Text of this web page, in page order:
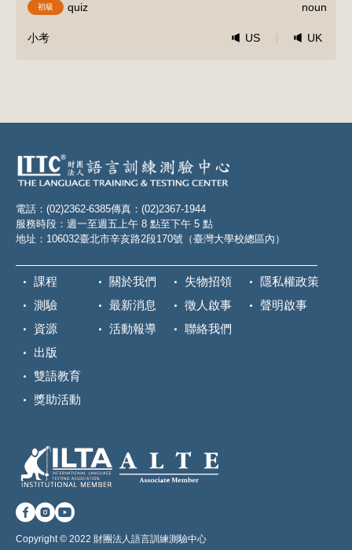
初級 quiz noun
小考 US UK
電話：(02)2362-6385傳真：(02)2367-1944
服務時段：週一至週五上午 8 點至下午 5 點
地址：106032臺北市辛亥路2段170號（臺灣大學校總區內）
課程
測驗
資源
出版
雙語教育
獎助活動
關於我們
最新消息
活動報導
失物招領
徵人啟事
聯絡我們
隱私權政策
聲明啟事
Copyright © 2022 財團法人語言訓練測驗中心